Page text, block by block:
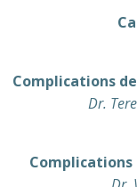
Complications
Dr.